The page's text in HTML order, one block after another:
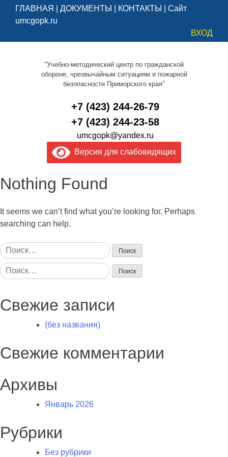
ГЛАВНАЯ ДОКУМЕНТЫ КОНТАКТЫ
Сайт
umcgopk.ru
ВХОД
"Учебно-методический центр по гражданской
обороне, чрезвычайным ситуациям и пожарной
безопасности Приморского края"
+7 (423) 244-26-79
+7 (423) 244-23-58
umcgopk@yandex.ru
Версия для слабовидящих
Nothing Found
It seems we can’t find what you’re looking for. Perhaps
searching can help.
Найти:
Найти:
Свежие записи
(без названия)
Свежие комментарии
Архивы
Январь 2026
Рубрики
Без рубрики